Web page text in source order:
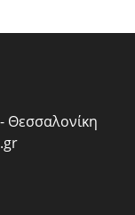
Θεσσαλονίκη